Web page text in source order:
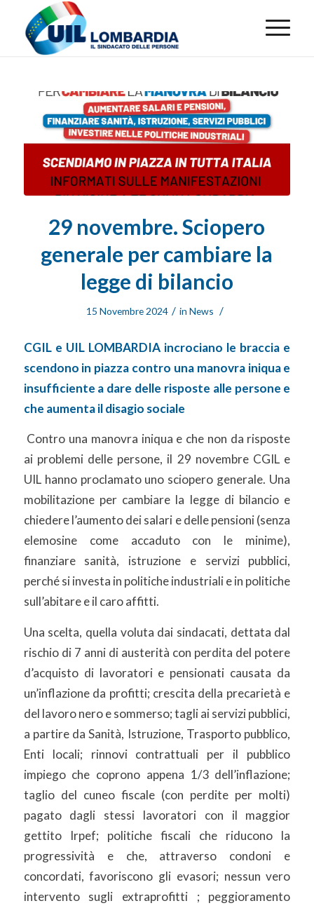
29 novembre. Sciopero
generale per cambiare la
legge di bilancio
15 Novembre 2024 / inNews /
CGIL e UIL LOMBARDIA incrociano le braccia e
scendono in piazza contro una manovra iniqua e
insufficiente a dare delle risposte alle persone e
che aumenta ildisagio sociale
Contro una manovra iniqua e che non da risposte
ai problemi delle persone, il 29 novembre CGIL e
UIL hanno proclamato uno sciopero generale. Una
mobilitazione per cambiare la legge di bilancio e
chiedere l’aumento dei salari e delle pensioni (senza
elemosine come accaduto con le minime),
finanziare sanità, istruzione e servizi pubblici,
perché si investa in politiche industriali e in politiche
sull’abitare e il caro affitti.
Una scelta, quella voluta dai sindacati, dettata dal
rischio di 7 anni di austerità con perdita del potere
d’acquisto di lavoratori e pensionati causata da
un’inflazione da profitti; crescita della precarietà e
del lavoro nero e sommerso; tagli ai servizi pubblici,
a partire da Sanità, Istruzione, Trasporto pubblico,
Enti locali; rinnovi contrattuali per il pubblico
impiego che coprono appena 1/3 dell’inflazione;
taglio del cuneo fiscale (con perdite per molti)
pagato dagli stessi lavoratori con il maggior
gettito Irpef; politiche fiscali che riducono la
progressività e che, attraverso condoni e
concordati, favoriscono gli evasori; nessun vero
intervento sugli extraprofitti ; peggioramento